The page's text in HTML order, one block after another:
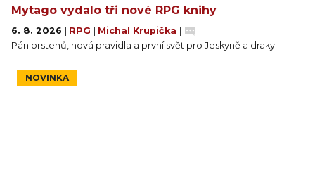
Mytago vydalo tři nové RPG knihy
6. 8. 2026 RPG Michal Krupička
Pán prstenů, nová pravidla a první svět pro Jeskyně a draky
NOVINKA